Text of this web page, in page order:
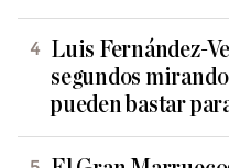
Luis Fernández-
segundos
pueden bastar